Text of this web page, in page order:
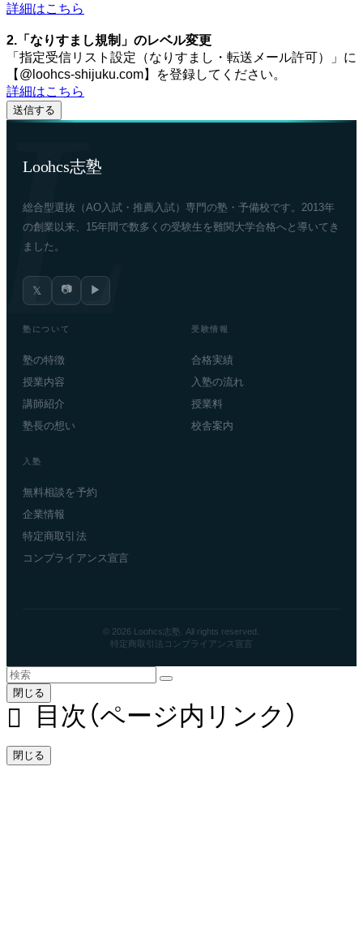
詳細はこちら
2.「なりすまし規制」のレベル変更
「指定受信リスト設定（なりすまし・転送メール許可）」に
【@loohcs-shijuku.com】を登録してください。
詳細はこちら
Loohcs志塾
総合型選抜（AO入試・推薦入試）専門の塾・予備校です。2013年
の創業以来、15年間で数多くの受験生を難関大学合格へと導いてき
ました。
𝕏 📷 ▶
塾について
塾の特徴
授業内容
講師紹介
塾長の想い
受験情報
合格実績
入塾の流れ
授業料
校舎案内
入塾
無料相談を予約
企業情報
特定商取引法
コンプライアンス宣言
© 2026 Loohcs志塾. All rights reserved.
特定商取引法 コンプライアンス宣言
閉じる
目次（ページ内リンク）
閉じる